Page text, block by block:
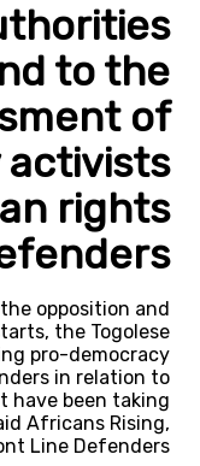
to the
of
rights
opposition and
the Togolese
pro-democracy
in relation to
have been taking
Africans Rising,
Line Defenders .